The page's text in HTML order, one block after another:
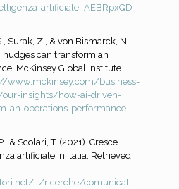
artificiale–AEBRpxQD
Surak, Z., & von Bismarck, N.
nudges can transform an
McKinsey Global Institute.
www.mckinsey.com/business-
insights/how-ai-driven-
an-operations-performance
& Scolari, T. (2021). Cresce il
artificiale in Italia. Retrieved
it/ricerche/comunicati-